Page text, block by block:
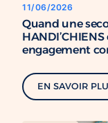
11/06/2026
Quand une
engagement
EN SAVOIR